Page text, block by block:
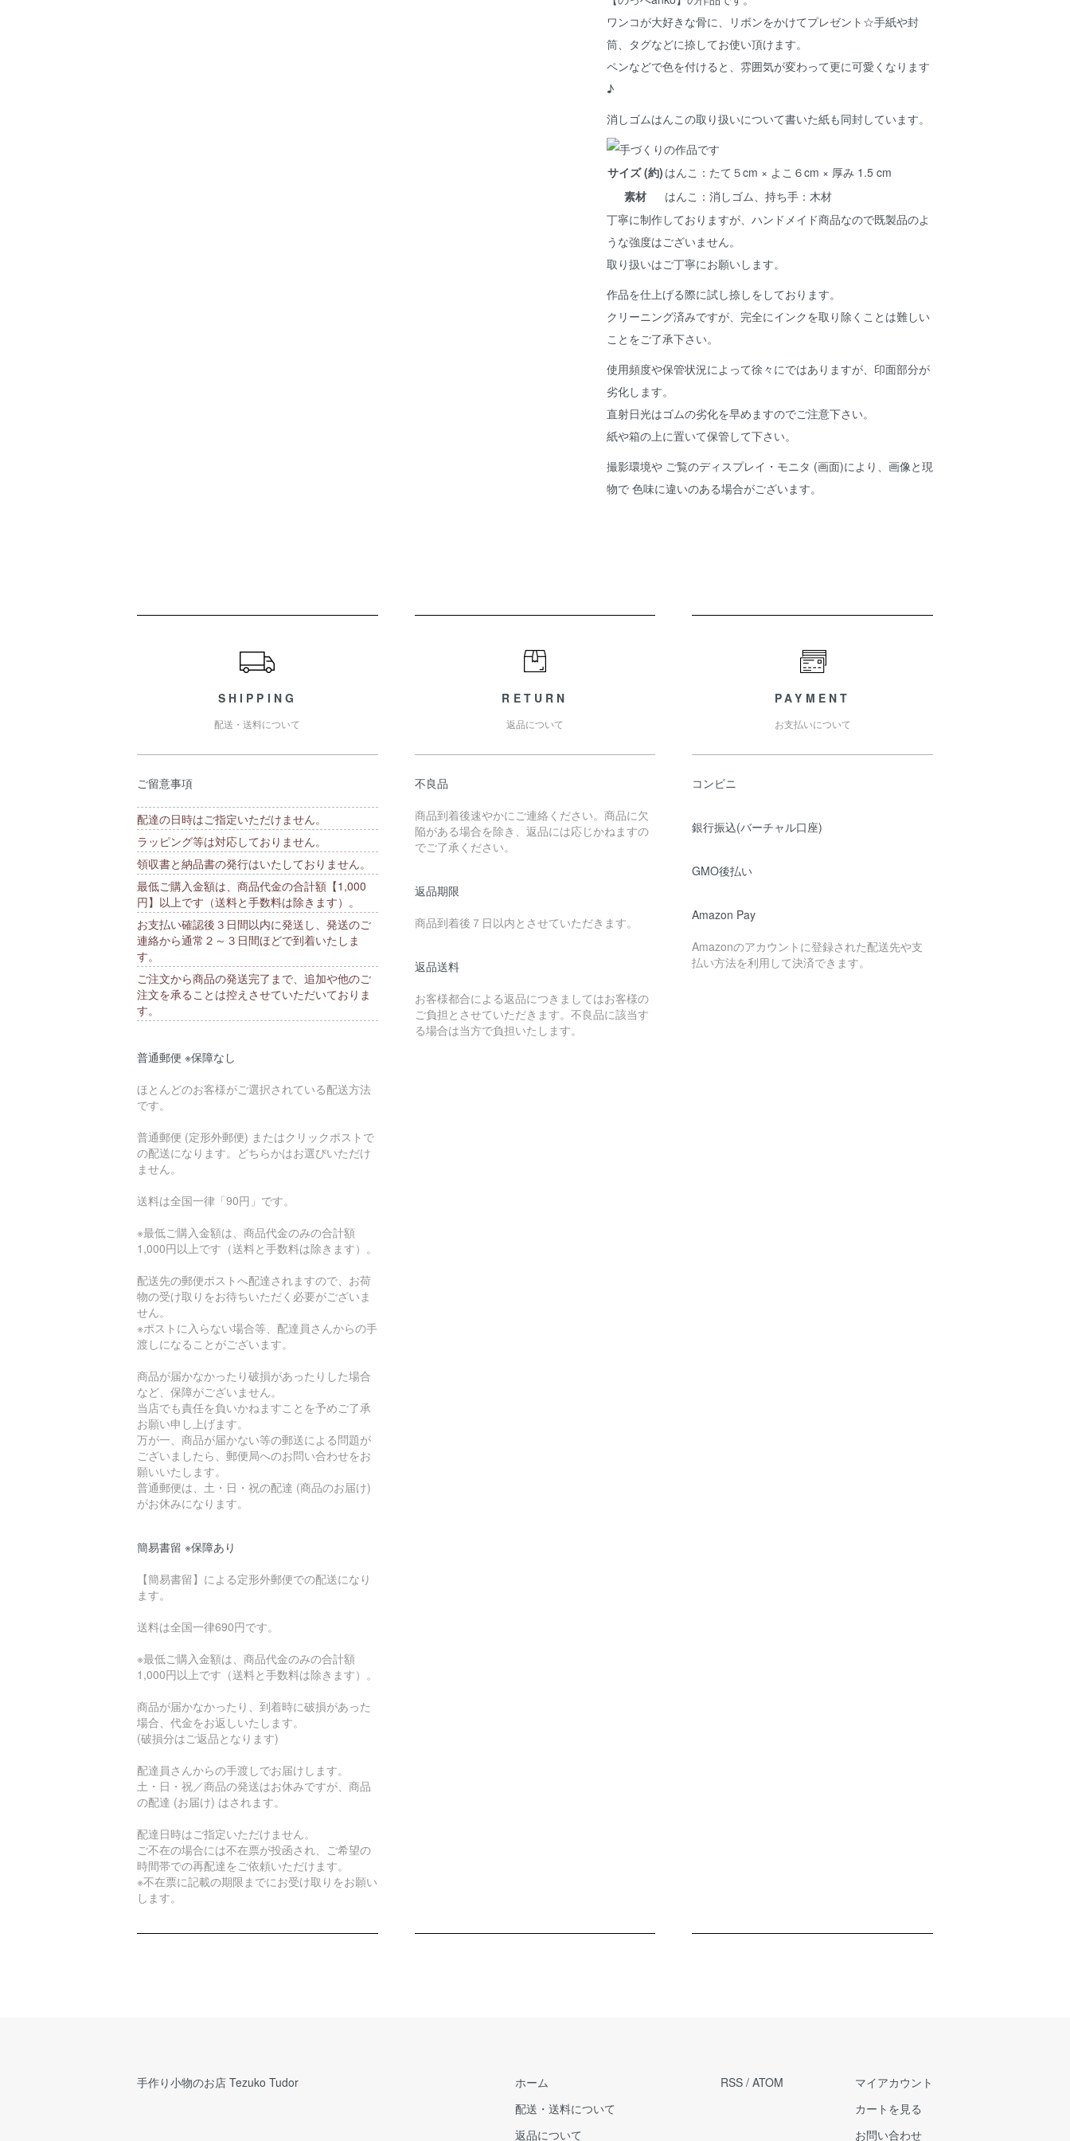
ワンコが大好きな骨に、リボンをかけてプレゼント☆手紙や封
筒、タグなどに捺してお使い頂けます。
ペンなどで色を付けると、雰囲気が変わって更に可愛くなります
♪
消しゴムはんこの取り扱いについて書いた紙も同封しています。
サイズ (約) はんこ：たて５cm × よこ６cm × 厚み 1.5 cm
素材
はんこ：消しゴム、持ち手：木材
丁寧に制作しておりますが、ハンドメイド商品なので既製品のよ
うな強度はございません。
取り扱いはご丁寧にお願いします。
作品を仕上げる際に試し捺しをしております。
クリーニング済みですが、完全にインクを取り除くことは難しい
ことをご了承下さい。
使用頻度や保管状況によって徐々にではありますが、印面部分が
劣化します。
直射日光はゴムの劣化を早めますのでご注意下さい。
紙や箱の上に置いて保管して下さい。
撮影環境や ご覧のディスプレイ・モニタ (画面)により、画像と現
物で 色味に違いのある場合がございます。
SHIPPING
配送・送料について
ご留意事項
配達の日時はご指定いただけません。
ラッピング等は対応しておりません。
領収書と納品書の発行はいたしておりません。
最低ご購入金額は、商品代金の合計額【1,000
円】以上です（送料と手数料は除きます）。
お支払い確認後３日間以内に発送し、発送のご
連絡から通常２～３日間ほどで到着いたしま
す。
ご注文から商品の発送完了まで、追加や他のご
注文を承ることは控えさせていただいておりま
す。
普通郵便 ※保障なし
ほとんどのお客様がご選択されている配送方法
です。
普通郵便 (定形外郵便) またはクリックポストで
の配送になります。どちらかはお選びいただけ
ません。
送料は全国一律「90円」です。
※最低ご購入金額は、商品代金のみの合計額
1,000円以上です（送料と手数料は除きます）。
配送先の郵便ポストへ配達されますので、お荷
物の受け取りをお待ちいただく必要がございま
せん。
※ポストに入らない場合等、配達員さんからの手
渡しになることがございます。
商品が届かなかったり破損があったりした場合
など、保障がございません。
当店でも責任を負いかねますことを予めご了承
お願い申し上げます。
万が一、商品が届かない等の郵送による問題が
ございましたら、郵便局へのお問い合わせをお
願いいたします。
普通郵便は、土・日・祝の配達 (商品のお届け)
がお休みになります。
簡易書留 ※保障あり
【簡易書留】による定形外郵便での配送になり
ます。
送料は全国一律690円です。
※最低ご購入金額は、商品代金のみの合計額
1,000円以上です（送料と手数料は除きます）。
商品が届かなかったり、到着時に破損があった
場合、代金をお返しいたします。
(破損分はご返品となります)
配達員さんからの手渡しでお届けします。
土・日・祝／商品の発送はお休みですが、商品
の配達 (お届け) はされます。
配達日時はご指定いただけません。
ご不在の場合には不在票が投函され、ご希望の
時間帯での再配達をご依頼いただけます。
※不在票に記載の期限までにお受け取りをお願い
します。
RETURN
返品について
不良品
商品到着後速やかにご連絡ください。商品に欠
陥がある場合を除き、返品には応じかねますの
でご了承ください。
返品期限
商品到着後７日以内とさせていただきます。
返品送料
お客様都合による返品につきましてはお客様の
ご負担とさせていただきます。不良品に該当す
る場合は当方で負担いたします。
PAYMENT
お支払いについて
コンビニ
銀行振込(バーチャル口座)
GMO後払い
Amazon Pay
Amazonのアカウントに登録された配送先や支
払い方法を利用して決済できます。
手作り小物のお店 Tezuko Tudor
ホーム
配送・送料について
返品について
RSS / ATOM
マイアカウント
カートを見る
お問い合わせ